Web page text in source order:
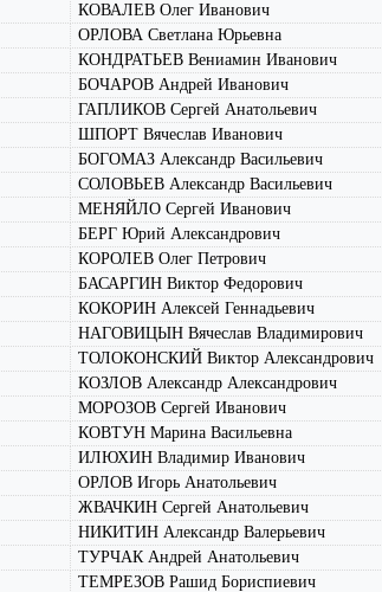
КОВАЛЕВ Олег Иванович
ОРЛОВА Светлана Юрьевна
КОНДРАТЬЕВ Вениамин Иванович
БОЧАРОВ Андрей Иванович
ГАПЛИКОВ Сергей Анатольевич
ШПОРТ Вячеслав Иванович
БОГОМАЗ Александр Васильевич
СОЛОВЬЕВ Александр Васильевич
МЕНЯЙЛО Сергей Иванович
БЕРГ Юрий Александрович
КОРОЛЕВ Олег Петрович
БАСАРГИН Виктор Федорович
КОКОРИН Алексей Геннадьевич
НАГОВИЦЫН Вячеслав Владимирович
ТОЛОКОНСКИЙ Виктор Александрович
КОЗЛОВ Александр Александрович
МОРОЗОВ Сергей Иванович
КОВТУН Марина Васильевна
ИЛЮХИН Владимир Иванович
ОРЛОВ Игорь Анатольевич
ЖВАЧКИН Сергей Анатольевич
НИКИТИН Александр Валерьевич
ТУРЧАК Андрей Анатольевич
ТЕМРЕЗОВ Рашид Бориспиевич